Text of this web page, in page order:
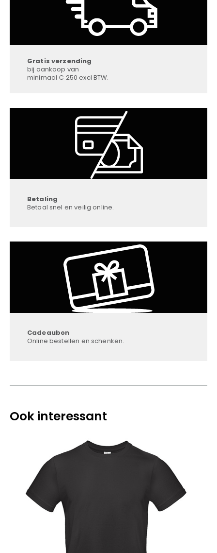
Gratis verzending
bij aankoop van
minimaal € 250 excl BTW.
Betaling
Betaal snel en veilig online.
Cadeaubon
Online bestellen en schenken.
Ook interessant